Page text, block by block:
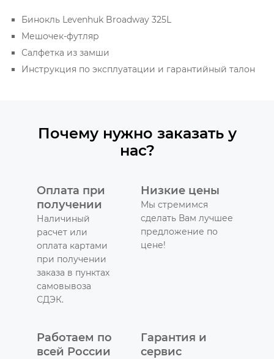
Бинокль Levenhuk Broadway 325L
Мешочек-футляр
Салфетка из замши
Инструкция по эксплуатации и гарантийный талон
Почему нужно заказать у
нас?
Оплата при
получении
Наличиный
расчет или
оплата картами
при получении
заказа в пунктах
самовывоза
СДЭК.
Низкие цены
Мы стремимся
сделать Вам лучшее
предложение по
цене!
Работаем по
всей России
Гарантия и
сервис